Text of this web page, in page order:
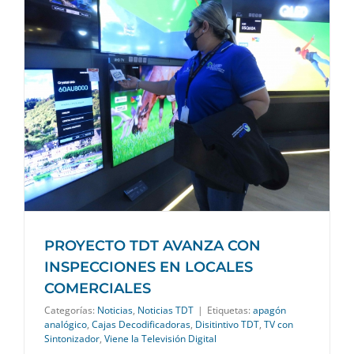
PROYECTO TDT AVANZA CON
INSPECCIONES EN LOCALES
COMERCIALES
Categorías: Noticias, Noticias TDT | Etiquetas: apagón
analógico, Cajas Decodificadoras, Disitintivo TDT, TV con
Sintonizador, Viene la Televisión Digital